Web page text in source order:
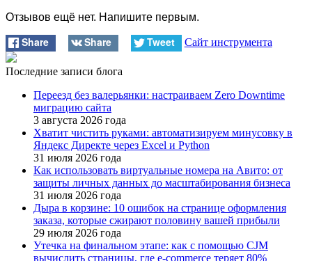
Отзывов ещё нет. Напишите первым.
Share Share Tweet Сайт инструмента
Последние записи блога
Переезд без валерьянки: настраиваем Zero Downtime
миграцию сайта
3 августа 2026 года
Хватит чистить руками: автоматизируем минусовку в
Яндекс Директе через Excel и Python
31 июля 2026 года
Как использовать виртуальные номера на Авито: от
защиты личных данных до масштабирования бизнеса
31 июля 2026 года
Дыра в корзине: 10 ошибок на странице оформления
заказа, которые сжирают половину вашей прибыли
29 июля 2026 года
Утечка на финальном этапе: как с помощью CJM
вычислить страницы, где e-commerce теряет 80%